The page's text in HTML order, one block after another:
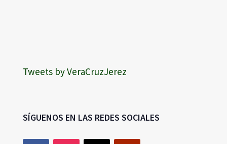
Tweets by VeraCruzJerez
SÍGUENOS EN LAS REDES SOCIALES